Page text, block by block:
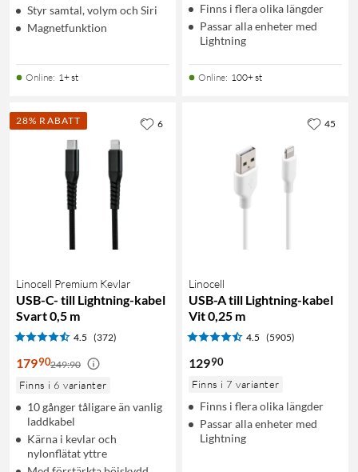
Styr samtal, volym och Siri
Magnetfunktion
Online: 1+ st
Finns i flera olika längder
Passar alla enheter med
Lightning
Online: 100+ st
28% RABATT
Linocell Premium Kevlar
USB-C- till Lightning-kabel
Svart 0,5 m
4.5 (372)
17990249:90
Finns i 6 varianter
10 gånger tåligare än vanlig
laddkabel
Kärna i kevlar och
nylonflätat yttre
6
Linocell
USB-A till Lightning-kabel
Vit 0,25 m
4.5 (5905)
12990
Finns i 7 varianter
Finns i flera olika längder
Passar alla enheter med
Lightning
45